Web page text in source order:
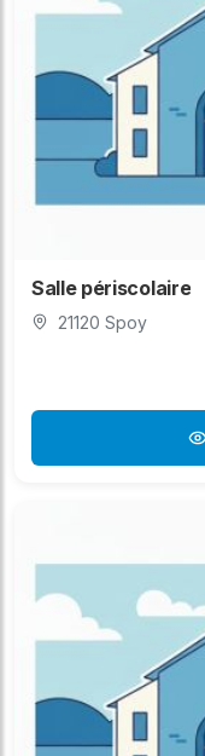
Salle périscolaire
21120 Spoy